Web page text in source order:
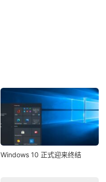
Windows 10 正式迎来终结